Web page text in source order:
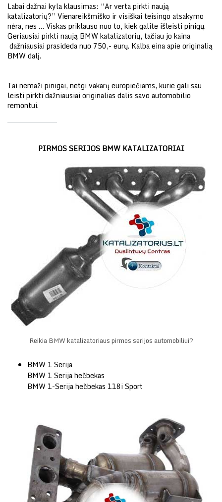
Labai dažnai kyla klausimas: “Ar verta pirkti naują
katalizatorių?” Vienareikšmiško ir visiškai teisingo atsakymo
nėra, nes … Viskas priklauso nuo to, kiek galite išleisti pinigų.
Geriausiai pirkti naują BMW katalizatorių, tačiau jo kaina
dažniausiai prasideda nuo 750,- eurų. Kalba eina apie originalią
BMW dalį.
Tai nemaži pinigai, netgi vakarų europiečiams, kurie gali sau
leisti pirkti dažniausiai originalias dalis savo automobilio
remontui.
PIRMOS SERIJOS BMW KATALIZATORIAI
Reikia BMW katalizatoriaus pirmos serijos automobiliui?
BMW 1 Serija
BMW 1 Serija hečbekas
BMW 1-Serija hečbekas 118i Sport